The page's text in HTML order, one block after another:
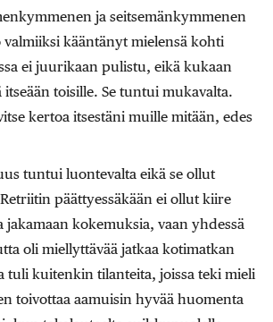
ja seitsemänkymmenen
kääntänyt mielensä kohti
ei juurikaan pulistu, eikä kukaan
itseään toisille. Se tuntui mukavalta.
kertoa itsestäni muille mitään, edes
tuntui luontevalta eikä se ollut
päättyessäkään ei ollut kiire
jakamaan kokemuksia, vaan yhdessä
oli miellyttävää jatkaa kotimatkan
tuli kuitenkin tilanteita, joissa teki mieli
toivottaa aamuisin hyvää huomenta